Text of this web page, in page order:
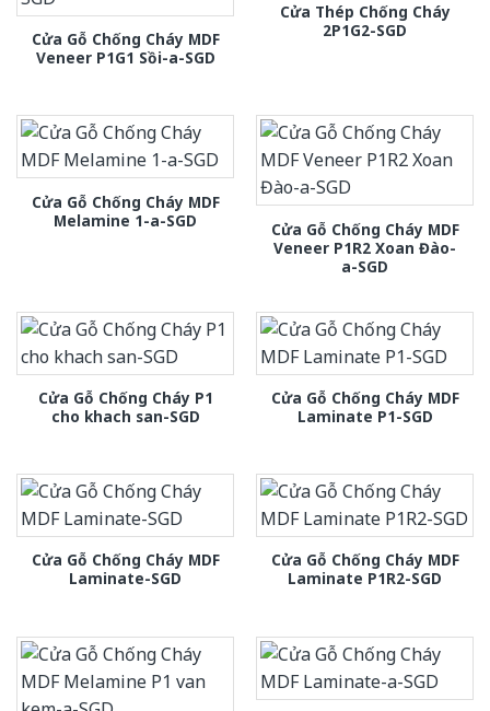
Cửa Gỗ Chống Cháy MDF
Veneer P1G1 Sồi-a-SGD
Cửa Thép Chống Cháy
2P1G2-SGD
Cửa Gỗ Chống Cháy MDF
Melamine 1-a-SGD
Cửa Gỗ Chống Cháy MDF
Veneer P1R2 Xoan Đào-
a-SGD
Cửa Gỗ Chống Cháy P1
cho khach san-SGD
Cửa Gỗ Chống Cháy MDF
Laminate P1-SGD
Cửa Gỗ Chống Cháy MDF
Laminate-SGD
Cửa Gỗ Chống Cháy MDF
Laminate P1R2-SGD